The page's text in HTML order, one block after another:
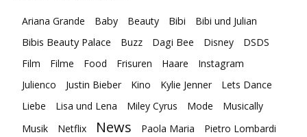
Ariana Grande Baby Beauty Bibi Bibi und Julian
Bibis Beauty Palace Buzz Dagi Bee Disney
DSDS
Film
Filme Food Frisuren Haare
Instagram
Julienco
Justin Bieber Kino Kylie Jenner
Lets Dance
Liebe
Lisa und Lena Miley Cyrus Mode
Musically
Musik
Netflix News Paola Maria
Pietro Lombardi